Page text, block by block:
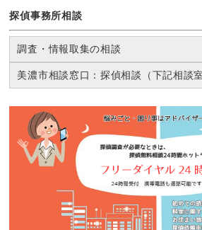
探偵事務所相談
調査・情報取集の相談
美濃市相談窓口：探偵相談（下記相談室